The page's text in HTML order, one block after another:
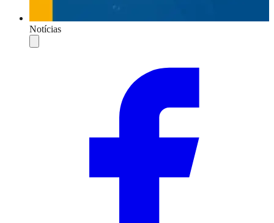
Notícias
Compartilhar